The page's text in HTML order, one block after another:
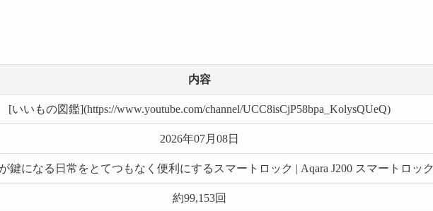
内容
[いいもの図鑑](https://www.youtube.com/channel/UCC8isCjP58bpa_KolysQUeQ)
2026年07月08日
鍵になる日常をとてつもなく便利にするスマートロック | Aqara J200 スマートロック
約99,153回